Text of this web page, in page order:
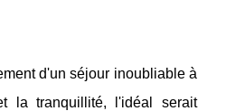
d'un séjour inoubliable à
la tranquillité, l'idéal serait